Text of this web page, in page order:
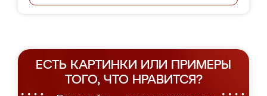
ЕСТЬ КАРТИНКИ ИЛИ ПРИМЕРЫ
ТОГО, ЧТО НРАВИТСЯ?